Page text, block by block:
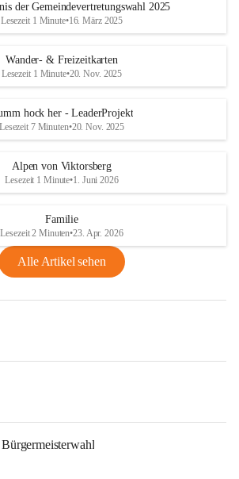
der Gemeindevertretungswahl 2025
Lesezeit 1 Minute•16. März 2025
Wander- & Freizeitkarten
Lesezeit 1 Minute•20. Nov. 2025
hock her - LeaderProjekt
Lesezeit 7 Minuten•20. Nov. 2025
Alpen von Viktorsberg
Lesezeit 1 Minute•1. Juni 2026
Familie
Lesezeit 2 Minuten•23. Apr. 2026
Alle Artikel sehen